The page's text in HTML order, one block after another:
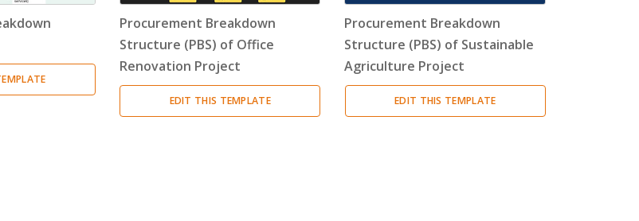
Project Management
Work Breakdown Structure (3)
Organizational Breakdown Structure (3)
Procurement Breakdown
Structure (PBS) of Office
Renovation Project
EDIT THIS TEMPLATE
Procurement Breakdown
Structure (PBS) of Sustainable
Agriculture Project
EDIT THIS TEMPLATE